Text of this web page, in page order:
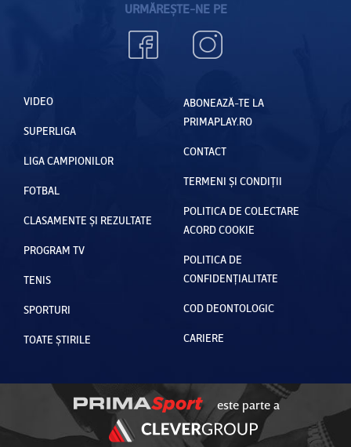
URMĂREȘTE-NE PE
VIDEO
SUPERLIGA
LIGA CAMPIONILOR
FOTBAL
CLASAMENTE ȘI REZULTATE
PROGRAM TV
TENIS
SPORTURI
TOATE ȘTIRILE
ABONEAZĂ-TE LA
PRIMAPLAY.RO
CONTACT
TERMENI ȘI CONDIȚII
POLITICA DE COLECTARE
ACORD COOKIE
POLITICA DE
CONFIDENȚIALITATE
COD DEONTOLOGIC
CARIERE
este parte a